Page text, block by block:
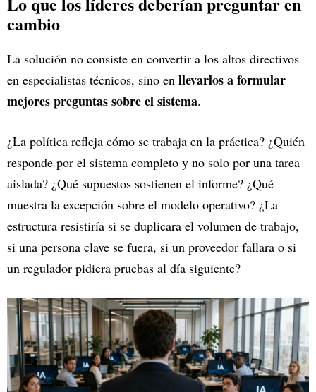
cambio
La solución no consiste en convertir a los altos directivos
en especialistas técnicos, sino en llevarlos a formular
mejores preguntas sobre el sistema.
¿La política refleja cómo se trabaja en la práctica? ¿Quién
responde por el sistema completo y no solo por una tarea
aislada? ¿Qué supuestos sostienen el informe? ¿Qué
muestra la excepción sobre el modelo operativo? ¿La
estructura resistiría si se duplicara el volumen de trabajo,
si una persona clave se fuera, si un proveedor fallara o si
un regulador pidiera pruebas al día siguiente?